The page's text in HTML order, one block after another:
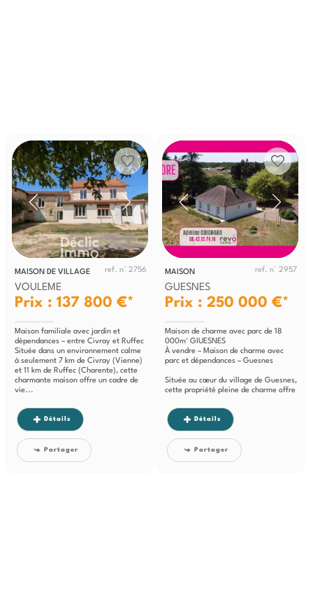
MAISON DE VILLAGE ref. n° 2756
VOULEME
Prix : 137 800 €*
Maison familiale avec jardin et
dépendances – entre Civray et Ruffec
Située dans un environnement calme
à seulement 7 km de Civray (Vienne)
et 11 km de Ruffec (Charente), cette
charmante maison offre un cadre de
vie...
Détails
Partager
MAISON ref. n° 2957
GUESNES
Prix : 250 000 €*
Maison de charme avec parc de 18
000m² GIUESNES
À vendre – Maison de charme avec
parc et dépendances – Guesnes
Située au cœur du village de Guesnes,
cette propriété pleine de charme offre
Détails
Partager